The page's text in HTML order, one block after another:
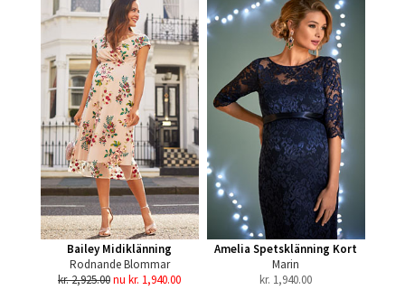
Bailey Midiklänning
Rodnande Blommar
kr. 2,925.00nu kr. 1,940.00
Amelia Spetsklänning Kort
Marin
kr. 1,940.00